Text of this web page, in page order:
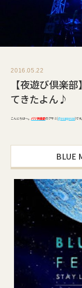
2016.05.22
【夜遊び倶楽
てきたよん♪
こんにちは～。バリ倶楽部のアサミ(@asappasaa)で
BLUE